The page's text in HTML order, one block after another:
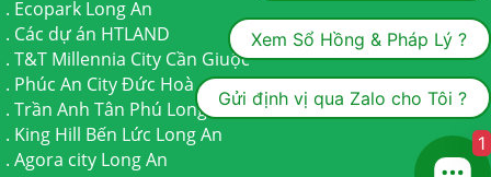
. Ecopark Long An
. Các dự án HTLAND
. T&T Millennia City Cần Giuộc
. Phúc An CityĐức Hoà
. Trần Anh Tân Phú Long An
. King Hill Bến Lức Long An
. Agora city Long An
Xem Sổ Hồng & Pháp Lý ?
Gửi định vị qua Zalo cho Tôi ?
1